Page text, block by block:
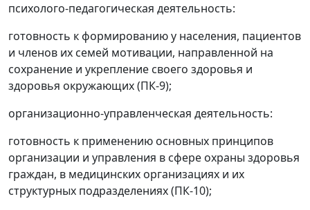
психолого-педагогическая деятельность:
готовность к формированию у населения, пациентов
и членов их семей мотивации, направленной на
сохранение и укрепление своего здоровья и
здоровья окружающих (ПК-9);
организационно-управленческая деятельность:
готовность к применению основных принципов
организации и управления в сфере охраны здоровья
граждан, в медицинских организациях и их
структурных подразделениях (ПК-10);